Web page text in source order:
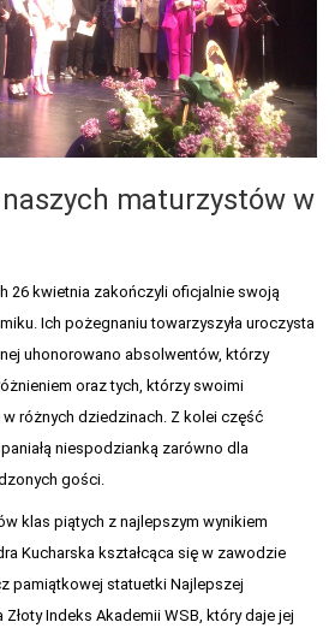
maturzystów w
26 kwietnia zakończyli oficjalnie swoją
Ich pożegnaniu towarzyszyła uroczysta
uhonorowano absolwentów, którzy
oraz tych, którzy swoimi
różnych dziedzinach. Z kolei część
niespodzianką zarówno dla
gości.
klas piątych z najlepszym wynikiem
Kucharska kształcąca się w zawodzie
pamiątkowej statuetki Najlepszej
Indeks Akademii WSB, który daje jej